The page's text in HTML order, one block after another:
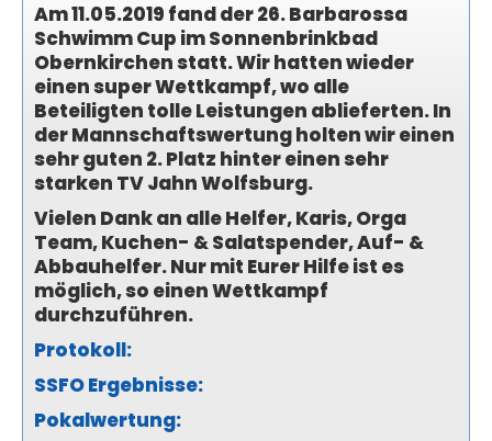
Am 11.05.2019 fand der 26. Barbarossa
Schwimm Cup im Sonnenbrinkbad
Obernkirchen statt. Wir hatten wieder
einen super Wettkampf, wo alle
Beteiligten tolle Leistungen ablieferten. In
der Mannschaftswertung holten wir einen
sehr guten 2. Platz hinter einen sehr
starken TV Jahn Wolfsburg.
Vielen Dank an alle Helfer, Karis, Orga
Team, Kuchen- & Salatspender, Auf- &
Abbauhelfer. Nur mit Eurer Hilfe ist es
möglich, so einen Wettkampf
durchzuführen.
Protokoll:
SSFO Ergebnisse:
Pokalwertung: